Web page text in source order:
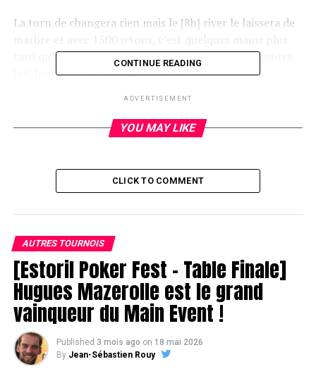
La turn de changera rien mais le [8h] river le laissera de
tard qu’il enverra son maigre tapis avec [ax] [jx] contre
[ax] [qx] qui ne fera pas de miracle.
Parmi les entrée tardives nous avons :
CONTINUE READING
ADVERTISEMENT
YOU MAY LIKE
CLICK TO COMMENT
AUTRES TOURNOIS
[Estoril Poker Fest – Table Finale]
Hugues Mazerolle est le grand
vainqueur du Main Event !
Published 3 mois ago on 18 mai 2026
By Jean-Sébastien Rouy